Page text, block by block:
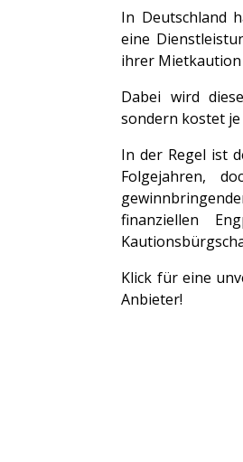
In Deutschland
eine
ihrer
Dabei wird
sondern kostet
In der Regel ist
Folgejahren,
finanziellen
Klick für eine
Anbieter!